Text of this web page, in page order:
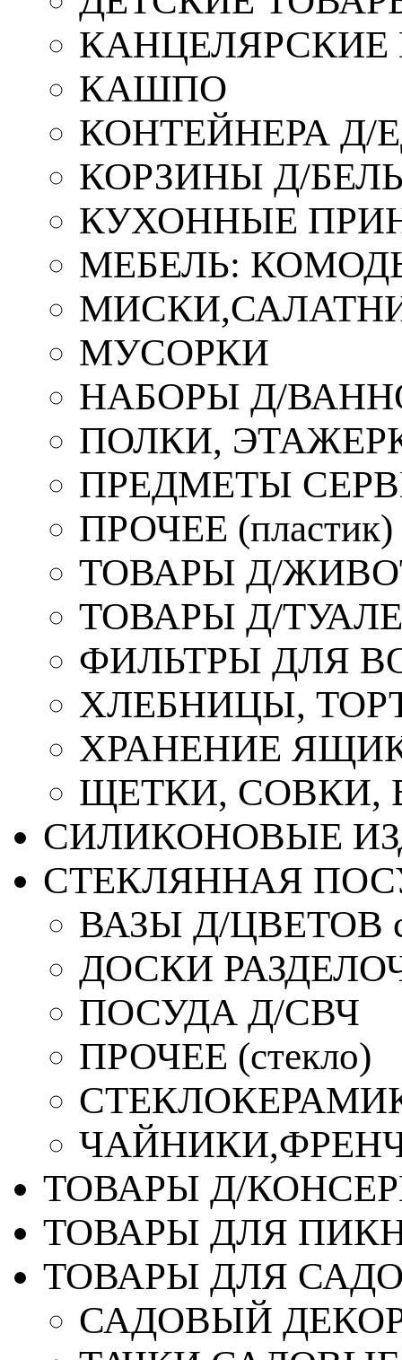
КАШПО
КОНТЕЙНЕРА Д/
КОРЗИНЫ Д/
КУХОННЫЕ
МЕБЕЛЬ:
МУСОРКИ
НАБОРЫ Д/
ПОЛКИ,
ПРЕДМЕТЫ
ПРОЧЕЕ (пластик)
ТОВАРЫ Д/
ТОВАРЫ Д/
ФИЛЬТРЫ ДЛЯ
ХЛЕБНИЦЫ,
ХРАНЕНИЕ
ЩЕТКИ, СОВКИ,
СИЛИКОНОВЫЕ
СТЕКЛЯННАЯ
ВАЗЫ Д/ЦВЕТОВ
ДОСКИ
ПОСУДА Д/СВЧ
ПРОЧЕЕ (стекло)
ТОВАРЫ Д/
ТОВАРЫ ДЛЯ
ТОВАРЫ ДЛЯ
САДОВЫЙ